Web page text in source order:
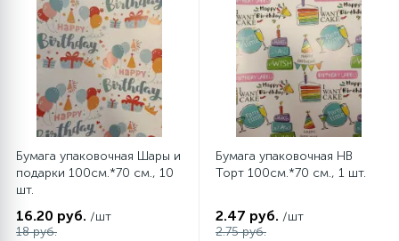
Бумага упаковочная Шары и
подарки 100см.*70 см., 10
шт.
16.20 руб. /шт
18 руб.
Бумага упаковочная НВ
Торт 100см.*70 см., 1 шт.
2.47 руб. /шт
2.75 руб.